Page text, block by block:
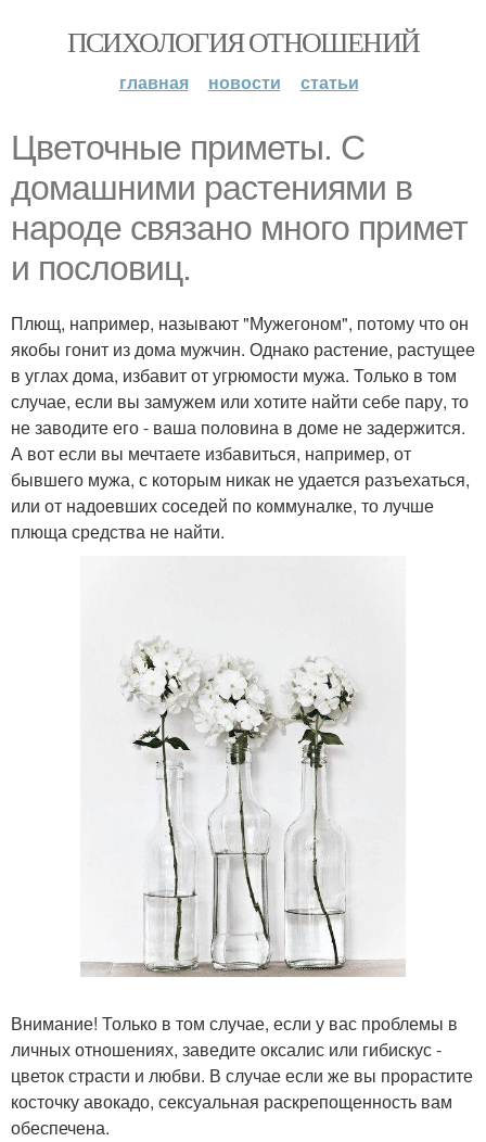
ПСИХОЛОГИЯ ОТНОШЕНИЙ
главная новости статьи
Цветочные приметы. С
домашними растениями в
народе связано много примет
и пословиц.
Плющ, например, называют "Мужегоном", потому что он
якобы гонит из дома мужчин. Однако растение, растущее
в углах дома, избавит от угрюмости мужа. Только в том
случае, если вы замужем или хотите найти себе пару, то
не заводите его - ваша половина в доме не задержится.
А вот если вы мечтаете избавиться, например, от
бывшего мужа, с которым никак не удается разъехаться,
или от надоевших соседей по коммуналке, то лучше
плюща средства не найти.
Внимание! Только в том случае, если у вас проблемы в
личных отношениях, заведите оксалис или гибискус -
цветок страсти и любви. В случае если же вы прорастите
косточку авокадо, сексуальная раскрепощенность вам
обеспечена.